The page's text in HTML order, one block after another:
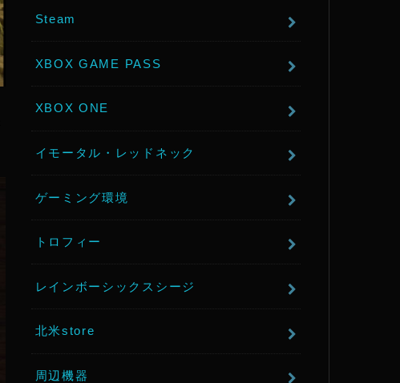
Steam
XBOX GAME PASS
XBOX ONE
イモータル・レッドネック
ゲーミング環境
トロフィー
レインボーシックスシージ
北米store
周辺機器